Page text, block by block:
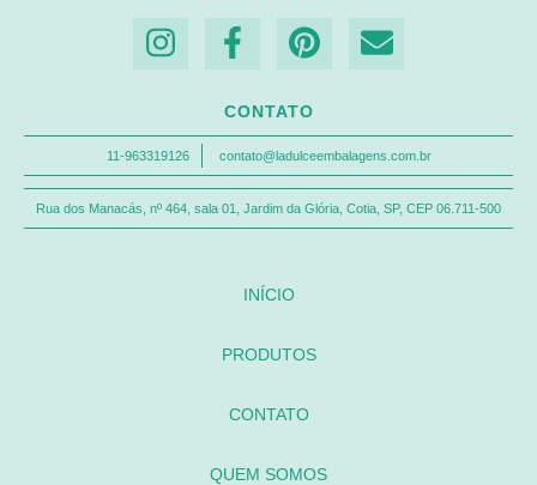
CONTATO
11-963319126 contato@ladulceembalagens.com.br
Rua dos Manacás, nº 464, sala 01, Jardim da Glória, Cotia, SP, CEP 06.711-500
INÍCIO
PRODUTOS
CONTATO
QUEM SOMOS